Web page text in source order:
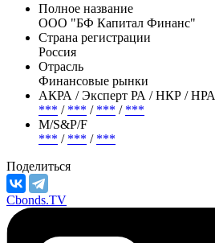
Полное название
ООО "БФ Капитал Финанс"
Страна регистрации
Россия
Отрасль
Финансовые рынки
АКРА / Эксперт РА / НКР / НРА
*** / *** / *** / ***
М/S&P/F
*** / *** / ***
Поделиться
Cbonds.TV